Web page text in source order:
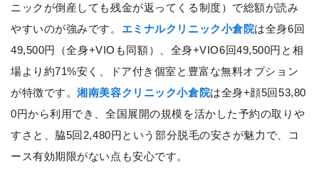
ニックが倒産しても残金が返ってくる制度）で総額が読み
やすいのが強みです。 エミナルクリニック小倉院は全身6回
49,500円（全身+VIOも同額）、全身+VIO6回49,500円と相
場より約71%安く、ドア付き個室と豊富な無料オプション
が特徴です。湘南美容クリニック小倉院は全身+顔5回53,80
0円から利用でき、全国展開の規模を活かした予約の取りや
すさと、脇5回2,480円という部分脱毛の安さが魅力で、コ
ース有効期限がない点も安心です。